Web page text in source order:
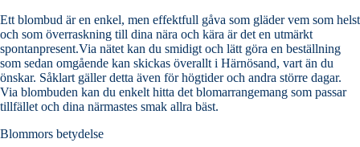
Ett blombud är en enkel, men effektfull gåva som gläder vem som helst
och som överraskning till dina nära och kära är det en utmärkt
spontanpresent.Via nätet kan du smidigt och lätt göra en beställning
som sedan omgående kan skickas överallt i Härnösand, vart än du
önskar. Såklart gäller detta även för högtider och andra större dagar.
Via blombuden kan du enkelt hitta det blomarrangemang som passar
tillfället och dina närmastes smak allra bäst.
Blommors betydelse